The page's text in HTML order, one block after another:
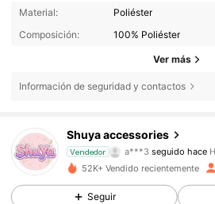
Material:
Poliéster
Composición:
100% Poliéster
Ver más
Información de seguridad y contactos
Shuya accessories
Vendedor
a***3seguido hace
4,85
694 Seguidores
694 Seguidores
52K+ Vendido recientemente
Seguir